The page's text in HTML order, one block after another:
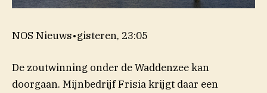
NOS Nieuws•gisteren, 23:05
De zoutwinning onder de Waddenzee kan
doorgaan. Mijnbedrijf Frisia krijgt daar een